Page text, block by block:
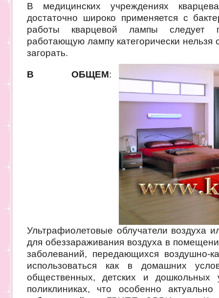
В медицинских учреждениях
достаточно широко применяется с
работы кварцевой лампы следует
работающую лампу категорически нельзя
загорать.
В ОБЩЕМ:
Ультрафиолетовые облучатели воздуха
для обеззараживания воздуха в
заболеваний, передающихся воздушно-
использоваться как в домашних
общественных, детских и дошкольных
поликлиниках, что особенно